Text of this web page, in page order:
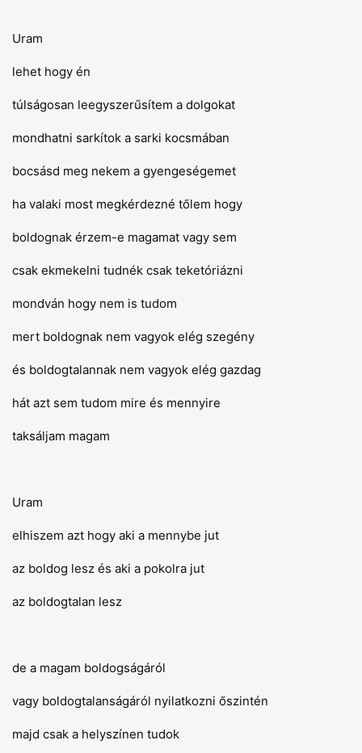
Uram
lehet hogy én
túlságosan leegyszerűsítem a dolgokat
mondhatni sarkítok a sarki kocsmában
bocsásd meg nekem a gyengeségemet
ha valaki most megkérdezné tőlem hogy
boldognak érzem-e magamat vagy sem
csak ekmekelni tudnék csak teketóriázni
mondván hogy nem is tudom
mert boldognak nem vagyok elég szegény
és boldogtalannak nem vagyok elég gazdag
hát azt sem tudom mire és mennyire
taksáljam magam
Uram
elhiszem azt hogy aki a mennybe jut
az boldog lesz és aki a pokolra jut
az boldogtalan lesz
de a magam boldogságáról
vagy boldogtalanságáról nyilatkozni őszintén
majd csak a helyszínen tudok